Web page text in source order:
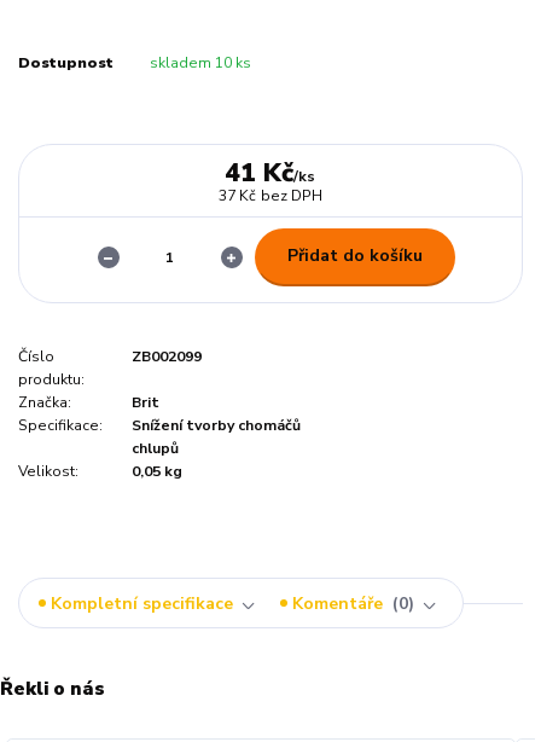
Dostupnost skladem 10 ks
41 Kč/ks
37 Kč bez DPH
Přidat do košíku
Číslo
produktu:
ZB002099
Značka:
Brit
Specifikace:
Snížení tvorby chomáčů
chlupů
Velikost:
0,05 kg
Kompletní specifikace Komentáře 0
Řekli o nás